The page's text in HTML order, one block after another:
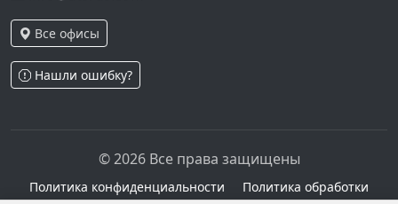
Все офисы
Нашли ошибку?
© 2026 Все права защищены
Политика конфиденциальности
Политика обработки